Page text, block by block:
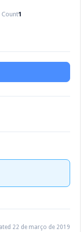
Count1
22 de março de 2019